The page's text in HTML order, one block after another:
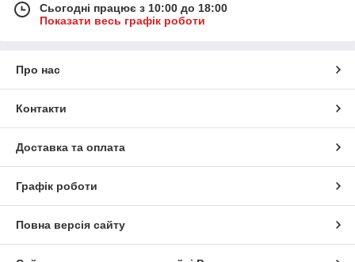
Сьогодні працює з 10:00 до 18:00
Показати весь графік роботи
Про нас
Контакти
Доставка та оплата
Графік роботи
Повна версія сайту